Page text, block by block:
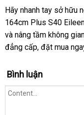
Hãy nhanh tay sở hữu
164cm Plus S40
và nâng tầm không
đẳng cấp, đặt mua
Bình luận